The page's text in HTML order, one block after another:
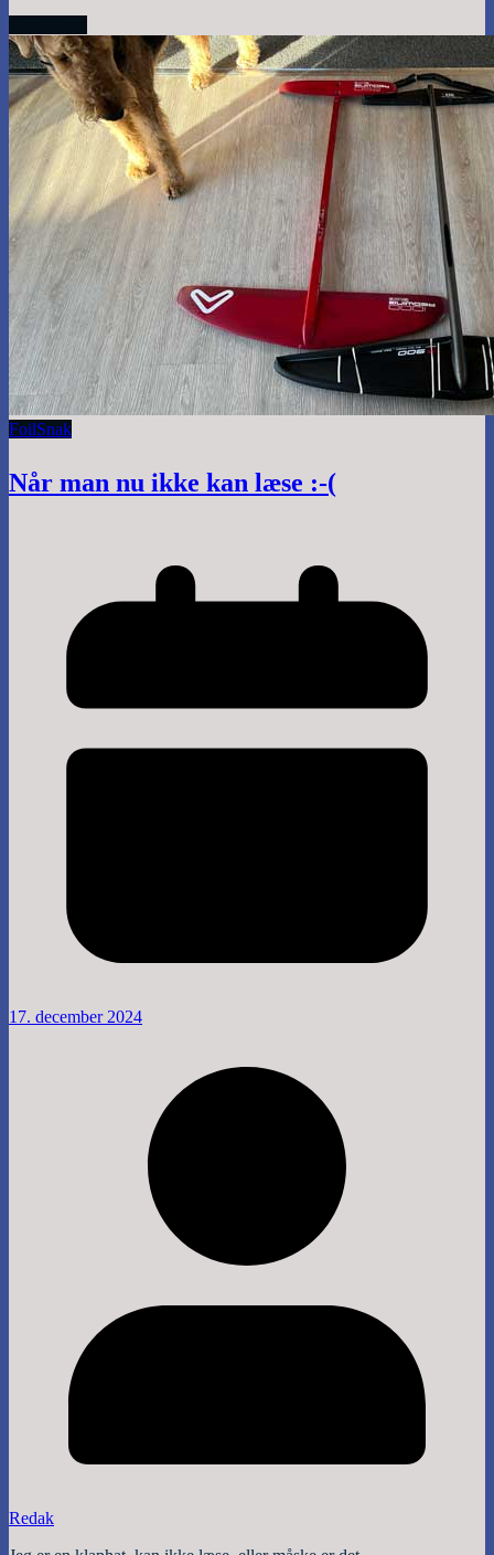
FoilSnak
Når man nu ikke kan læse :-(
17. december 2024
Redak